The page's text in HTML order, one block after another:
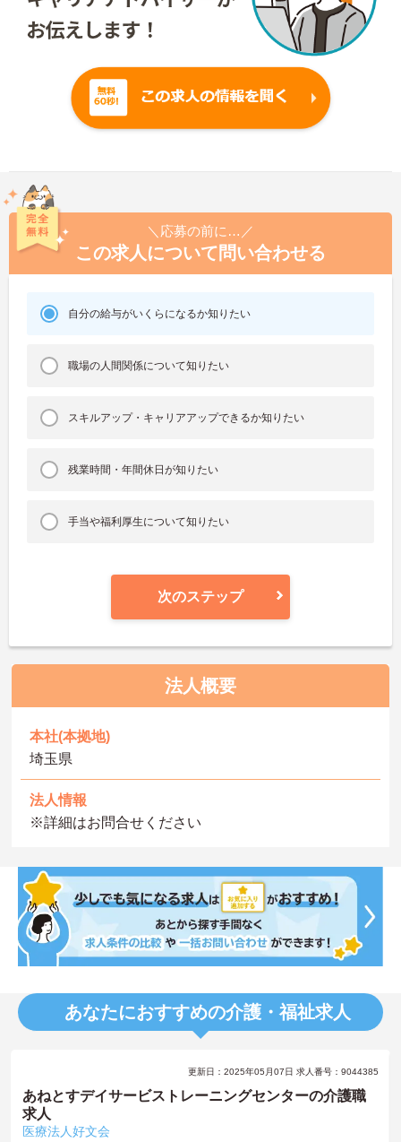
＼応募の前に…／
この求人について問い合わせる
自分の給与がいくらになるか知りたい
職場の人間関係について知りたい
スキルアップ・キャリアアップできるか知りたい
残業時間・年間休日が知りたい
手当や福利厚生について知りたい
次のステップ
法人概要
本社(本拠地)
埼玉県
法人情報
※詳細はお問合せください
あなたにおすすめの介護・福祉求人
更新日：2025年05月07日 求人番号：9044385
あねとすデイサービストレーニングセンターの介護職
求人
医療法人好文会